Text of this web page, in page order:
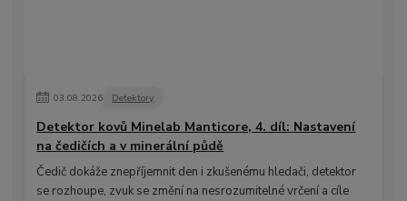
03.08.2026 Detektory
Detektor kovů Minelab Manticore, 4. díl: Nastavení
na čedičích a v minerální půdě
Čedič dokáže znepříjemnit den i zkušenému hledači, detektor
se rozhoupe, zvuk se změní na nesrozumitelné vrčení a cíle